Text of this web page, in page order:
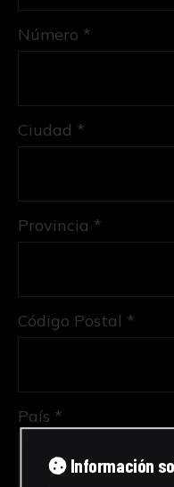
Número *
Ciudad *
Provincia *
Código Postal *
País *
Información